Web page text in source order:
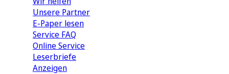
Unsere Partner
E-Paper lesen
Service FAQ
Online Service
Leserbriefe
Anzeigen